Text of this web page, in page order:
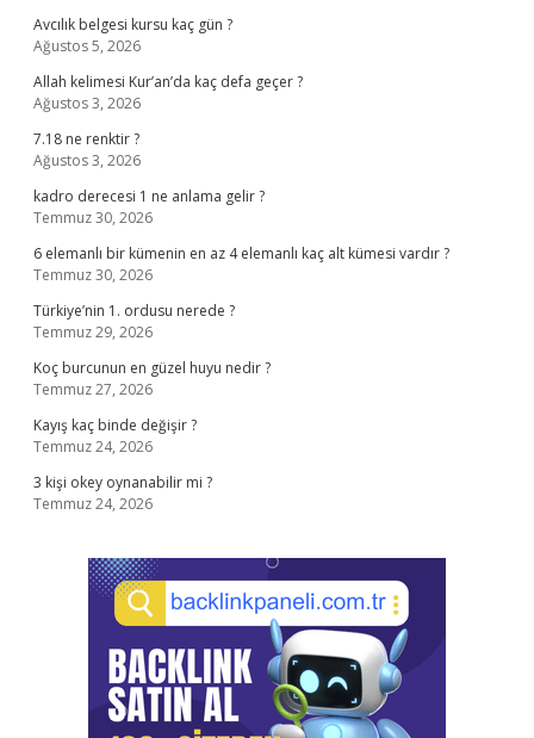
Avcılık belgesi kursu kaç gün ?
Ağustos 5, 2026
Allah kelimesi Kur’an’da kaç defa geçer ?
Ağustos 3, 2026
7.18 ne renktir ?
Ağustos 3, 2026
kadro derecesi 1 ne anlama gelir ?
Temmuz 30, 2026
6 elemanlı bir kümenin en az 4 elemanlı kaç alt kümesi vardır ?
Temmuz 30, 2026
Türkiye’nin 1. ordusu nerede ?
Temmuz 29, 2026
Koç burcunun en güzel huyu nedir ?
Temmuz 27, 2026
Kayış kaç binde değişir ?
Temmuz 24, 2026
3 kişi okey oynanabilir mi ?
Temmuz 24, 2026